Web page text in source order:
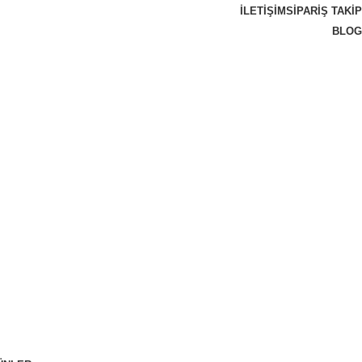
İLETIŞIMSIPARIŞ TAKIP
BLOG